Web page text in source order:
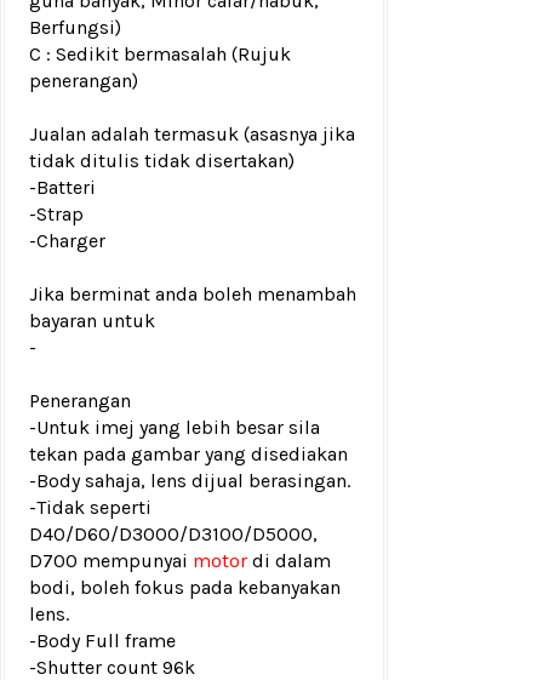
Berfungsi)
C : Sedikit bermasalah (Rujuk
penerangan)
Jualan adalah termasuk (asasnya jika
tidak ditulis tidak disertakan)
-Batteri
-Strap
-Charger
Jika berminat anda boleh menambah
bayaran untuk
-
Penerangan
-Untuk imej yang lebih besar sila
tekan pada gambar yang disediakan
-Body sahaja, lens dijual berasingan.
-Tidak seperti
D40/D60/D3000/D3100/D5000,
D700 mempunyai motor di dalam
bodi, boleh fokus pada kebanyakan
lens.
-Body Full frame
-Shutter count 96k